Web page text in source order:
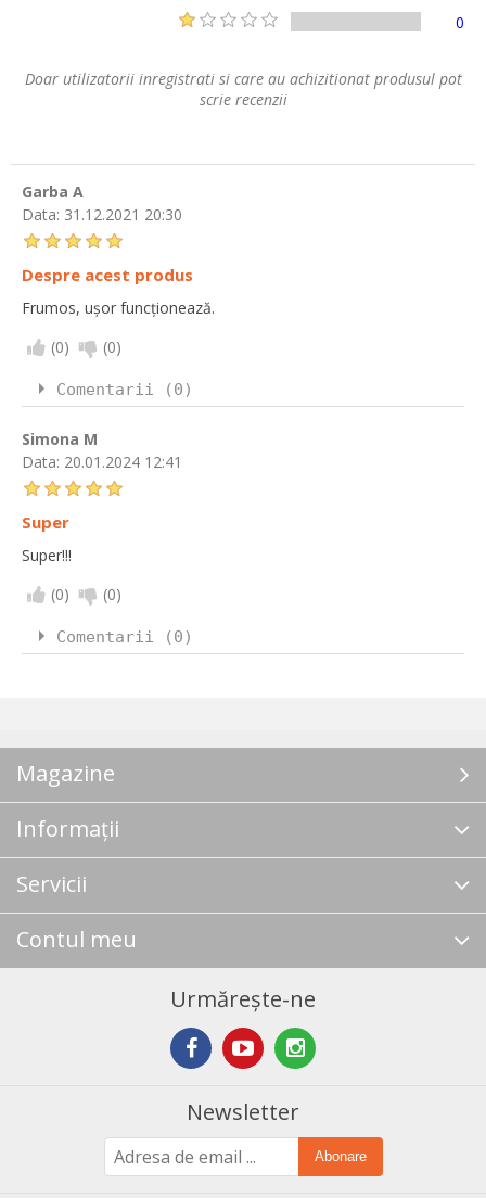
0
Doar utilizatorii inregistrati si care au achizitionat produsul pot
scrie recenzii
Garba A
Data: 31.12.2021 20:30
Despre acest produs
Frumos, ușor funcționează.
(0) (0)
Comentarii (0)
Simona M
Data: 20.01.2024 12:41
Super
Super!!!
(0) (0)
Comentarii (0)
Magazine
Informații
Servicii
Contul meu
Urmărește-ne
Newsletter
Abonare